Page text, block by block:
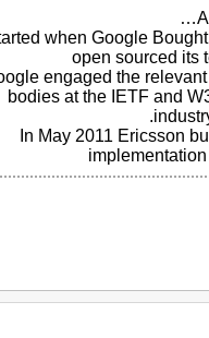
open sourced its
bodies at the IETF and